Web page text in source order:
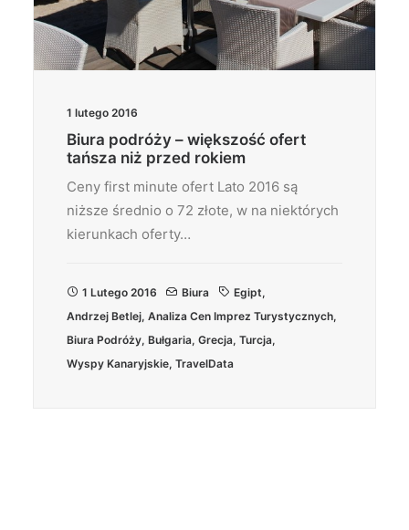
1 lutego 2016
Biura podróży – większość ofert
tańsza niż przed rokiem
Ceny first minute ofert Lato 2016 są
niższe średnio o 72 złote, w na niektórych
kierunkach oferty…
1 Lutego 2016 Biura Egipt,
Andrzej Betlej, Analiza Cen Imprez Turystycznych,
Biura Podróży, Bułgaria, Grecja, Turcja,
Wyspy Kanaryjskie, TravelData